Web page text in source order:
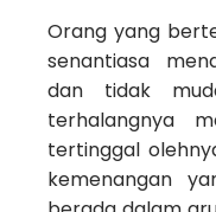
Orang yang
senantiasa
dan tidak
terhalangnya
tertinggal
kemenangan